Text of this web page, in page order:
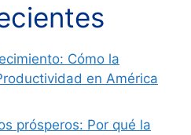
Cómo la
en América
prósperos: Por qué la